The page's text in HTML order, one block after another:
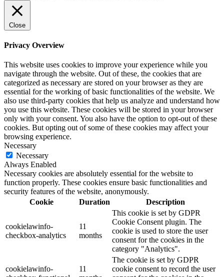
Close
Privacy Overview
This website uses cookies to improve your experience while you
navigate through the website. Out of these, the cookies that are
categorized as necessary are stored on your browser as they are
essential for the working of basic functionalities of the website. We
also use third-party cookies that help us analyze and understand how
you use this website. These cookies will be stored in your browser
only with your consent. You also have the option to opt-out of these
cookies. But opting out of some of these cookies may affect your
browsing experience.
Necessary
Necessary
Always Enabled
Necessary cookies are absolutely essential for the website to
function properly. These cookies ensure basic functionalities and
security features of the website, anonymously.
Cookie
Duration Description
cookielawinfo-
checkbox-analytics
11
months
This cookie is set by GDPR
Cookie Consent plugin. The
cookie is used to store the user
consent for the cookies in the
category "Analytics".
cookielawinfo-
11
The cookie is set by GDPR
cookie consent to record the user